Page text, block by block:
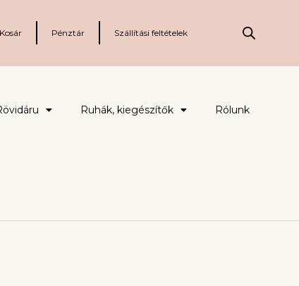
Kosár Pénztár Szállítási feltételek
Ruhák, kiegészítők Rólunk